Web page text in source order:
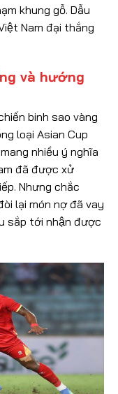
khung gỗ. Dẫu
Nam đại thắng
và hướng
binh sao vàng
loại Asian Cup
nhiều ý nghĩa
đã được xử
Nhưng chắc
lại món nợ đã vay
sắp tới nhận được